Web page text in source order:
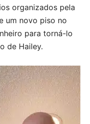
organizados pela
um novo piso no
para torná-lo
de Hailey.